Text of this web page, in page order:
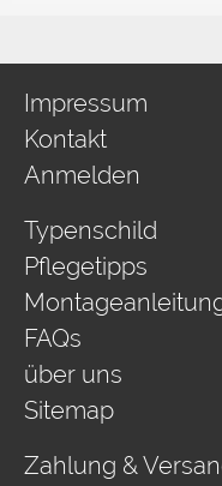
Impressum
Kontakt
Anmelden
Typenschild
Pflegetipps
FAQs
über uns
Sitemap
Zahlung &